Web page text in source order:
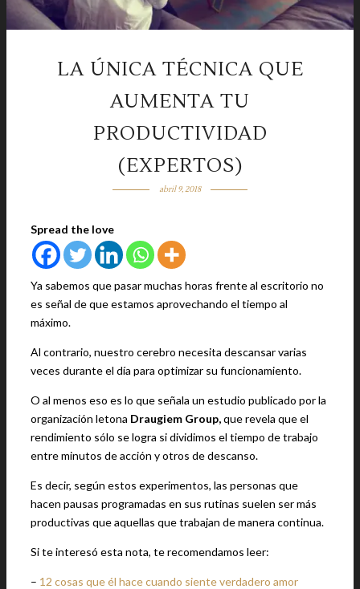
LA ÚNICA TÉCNICA QUE
AUMENTA TU
PRODUCTIVIDAD
(EXPERTOS)
abril 9, 2018
Spread the love
Ya sabemos que pasar muchas horas frente al escritorio no
es señal de que estamos aprovechando el tiempo al
máximo.
Al contrario, nuestro cerebro necesita descansar varias
veces durante el día para optimizar su funcionamiento.
O al menos eso es lo que señala un estudio publicado por la
organización letona Draugiem Group,que revela que el
rendimiento sólo se logra si dividimos el tiempo de trabajo
entre minutos de acción y otros de descanso.
Es decir, según estos experimentos, las personas que
hacen pausas programadas en sus rutinas suelen ser más
productivas que aquellas que trabajan de manera continua.
Si te interesó esta nota, te recomendamos leer:
– 12 cosas que él hace cuando siente verdadero amor